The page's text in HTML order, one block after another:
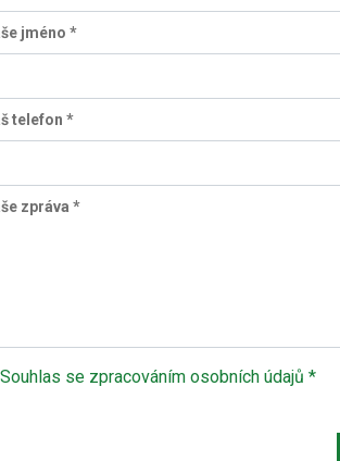
jméno *
telefon *
zpráva *
Souhlas se zpracováním osobních údajů *